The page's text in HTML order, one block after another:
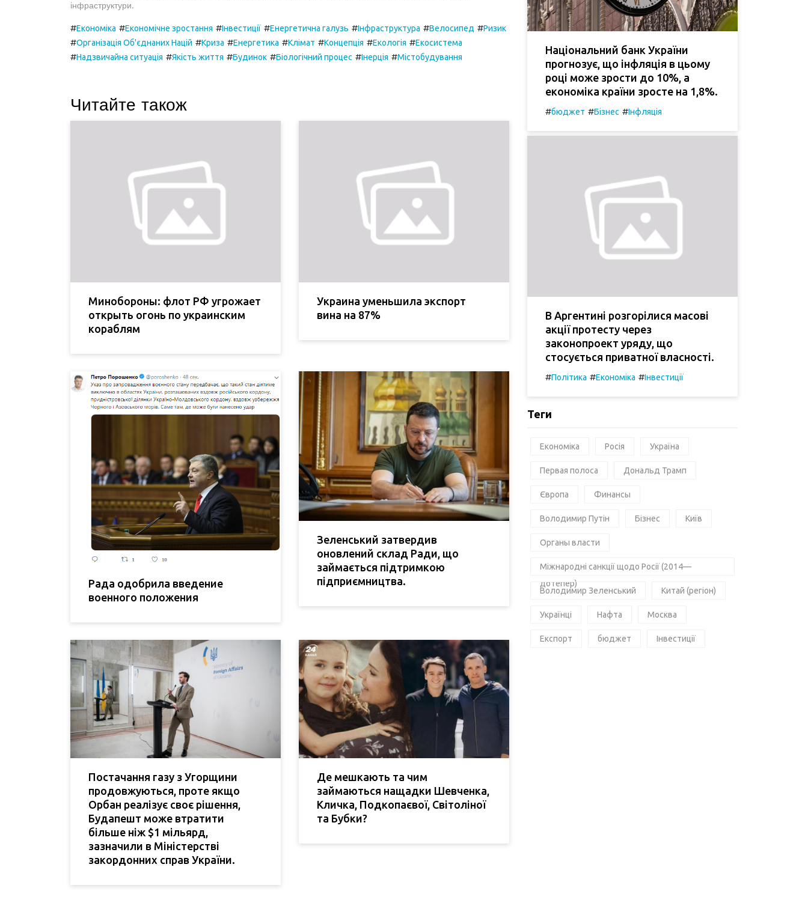
інфраструктури.
#Економіка #Економічне зростання #Інвестиції #Енергетична галузь #Інфраструктура #Велосипед #Ризик
#Організація Об'єднаних Націй #Криза #Енергетика #Клімат #Концепція #Екологія #Екосистема
#Надзвичайна ситуація #Якість життя #Будинок #Біологічний процес #Інерція #Містобудування
Читайте також
Минобороны: флот РФ угрожает
открыть огонь по украинским
кораблям
Украина уменьшила экспорт
вина на 87%
Рада одобрила введение
военного положения
Зеленський затвердив
оновлений склад Ради, що
займається підтримкою
підприємництва.
Постачання газу з Угорщини
продовжуються, проте якщо
Орбан реалізує своє рішення,
Будапешт може втратити
більше ніж $1 мільярд,
зазначили в Міністерстві
закордонних справ України.
Де мешкають та чим
займаються нащадки Шевченка,
Кличка, Подкопаєвої, Світоліної
та Бубки?
Національний банк України
прогнозує, що інфляція в цьому
році може зрости до 10%, а
економіка країни зросте на 1,8%.
#бюджет #Бізнес #Інфляція
В Аргентині розгорілися масові
акції протесту через
законопроект уряду, що
стосується приватної власності.
#Політика #Економіка #Інвестиції
Теги
Економіка Росія Україна
Первая полоса Дональд Трамп
Європа Финансы
Володимир Путін Бізнес Київ
Органы власти
Міжнародні санкції щодо Росії (2014—
дотепер)
Володимир Зеленський Китай (регіон)
Українці Нафта Москва
Експорт бюджет Інвестиції